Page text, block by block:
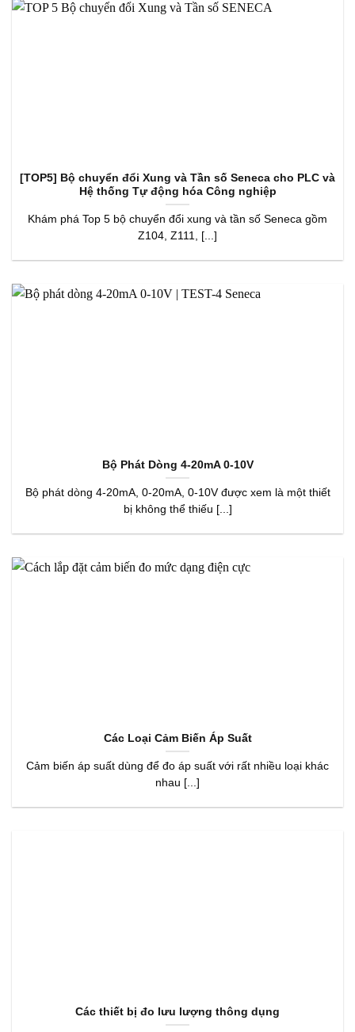
[TOP5] Bộ chuyển đổi Xung và Tần số Seneca cho PLC và
Hệ thống Tự động hóa Công nghiệp
Khám phá Top 5 bộ chuyển đổi xung và tần số Seneca gồm
Z104, Z111, [...]
Bộ Phát Dòng 4-20mA 0-10V
Bộ phát dòng 4-20mA, 0-20mA, 0-10V được xem là một thiết
bị không thể thiếu [...]
Các Loại Cảm Biến Áp Suất
Cảm biến áp suất dùng để đo áp suất với rất nhiều loại khác
nhau [...]
Các thiết bị đo lưu lượng thông dụng